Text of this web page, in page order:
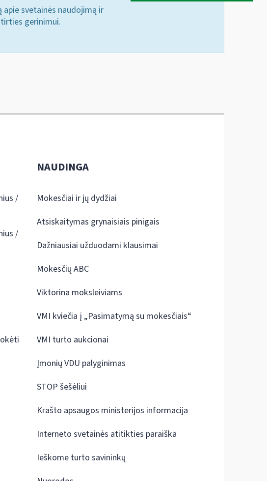
svetainės naudojimą ir
gerinimui.
/
/
NAUDINGA
Mokesčiai ir jų dydžiai
Atsiskaitymas grynaisiais pinigais
Dažniausiai užduodami klausimai
Mokesčių ABC
Viktorina moksleiviams
VMI kviečia į „Pasimatymą su mokesčiais“
VMI turto aukcionai
Įmonių VDU palyginimas
STOP šešėliui
Krašto apsaugos ministerijos informacija
Interneto svetainės atitikties paraiška
Ieškome turto savininkų